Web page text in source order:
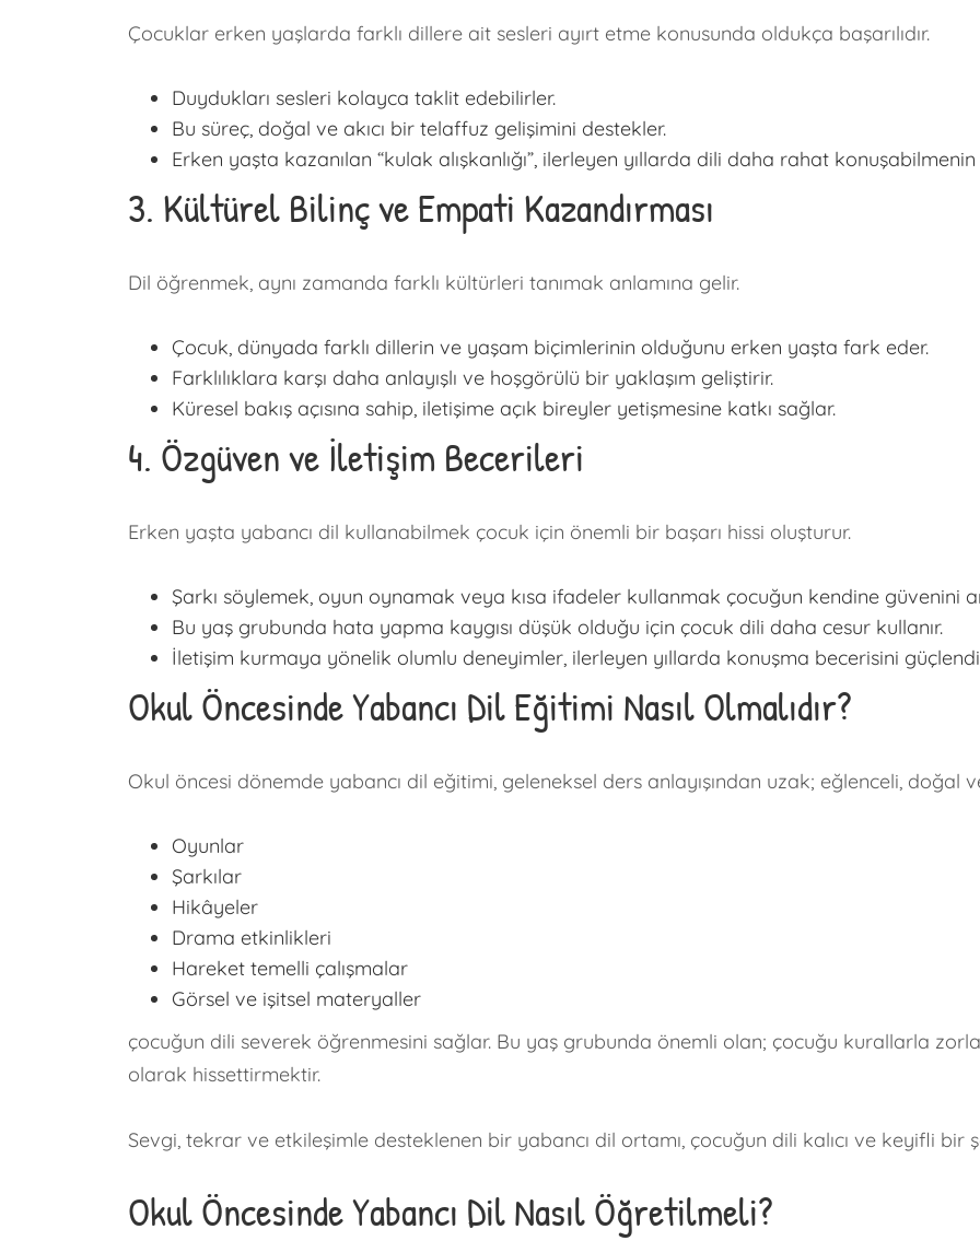
Çocuklar erken yaşlarda farklı dillere ait sesleri ayırt etme konusunda oldukça başarılıdır.
Duydukları sesleri kolayca taklit edebilirler.
Bu süreç, doğal ve akıcı bir telaffuz gelişimini destekler.
Erken yaşta kazanılan “kulak alışkanlığı”, ilerleyen yıllarda dili daha rahat
3. Kültürel Bilinç ve Empati Kazandırması
Dil öğrenmek, aynı zamanda farklı kültürleri tanımak anlamına gelir.
Çocuk, dünyada farklı dillerin ve yaşam biçimlerinin olduğunu erken yaşta fark eder.
Farklılıklara karşı daha anlayışlı ve hoşgörülü bir yaklaşım geliştirir.
Küresel bakış açısına sahip, iletişime açık bireyler yetişmesine katkı sağlar.
4. Özgüven ve İletişim Becerileri
Erken yaşta yabancı dil kullanabilmek çocuk için önemli bir başarı hissi oluşturur.
Şarkı söylemek, oyun oynamak veya kısa ifadeler kullanmak çocuğun kendine güvenini
Bu yaş grubunda hata yapma kaygısı düşük olduğu için çocuk dili daha cesur kullanır.
İletişim kurmaya yönelik olumlu deneyimler, ilerleyen yıllarda konuşma becerisini
Okul Öncesinde Yabancı Dil Eğitimi Nasıl Olmalıdır?
Okul öncesi dönemde yabancı dil eğitimi, geleneksel ders anlayışından uzak; eğlenceli, doğal
Oyunlar
Şarkılar
Hikâyeler
Drama etkinlikleri
Hareket temelli çalışmalar
Görsel ve işitsel materyaller
çocuğun dili severek öğrenmesini sağlar. Bu yaş grubunda önemli olan; çocuğu kurallarla
olarak hissettirmektir.
Sevgi, tekrar ve etkileşimle desteklenen bir yabancı dil ortamı, çocuğun dili kalıcı ve keyifli bir
Okul Öncesinde Yabancı Dil Nasıl Öğretilmeli?